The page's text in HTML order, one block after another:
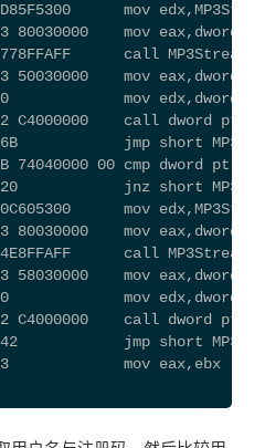
mov
80030000    mov eax,dword
call
50030000    mov eax,dword
mov edx,dword
C4000000    call dword ptr
jmp short
74040000 00 cmp dword ptr
jnz short
mov
80030000    mov eax,dword
call
58030000    mov eax,dword
mov
C4000000    call dword ptr
jmp short
mov eax,ebx